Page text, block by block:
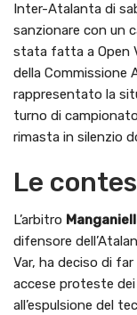
Inter-Atalanta di
sanzionare con un
stata fatta a Open
della Commissione
rappresentato la
turno di
rimasta in silenzio
Le
L’arbitro
difensore
Var, ha deciso di
accese proteste
all’espulsione del